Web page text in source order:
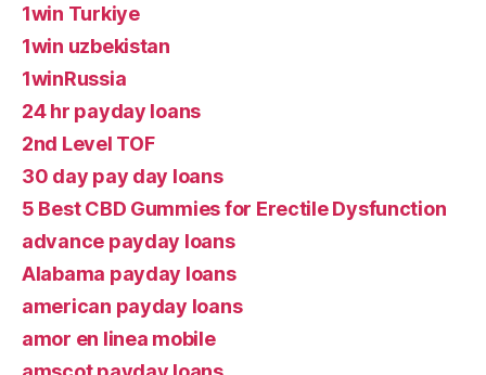
1win Turkiye
1win uzbekistan
1winRussia
24 hr payday loans
2nd Level TOF
30 day pay day loans
5 Best CBD Gummies for Erectile Dysfunction
advance payday loans
Alabama payday loans
american payday loans
amor en linea mobile